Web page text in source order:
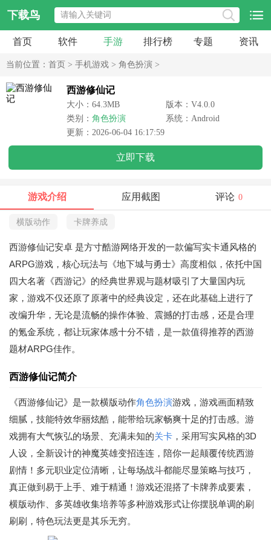
下载鸟
首页 软件 手游 排行榜 专题 资讯
当前位置： 首页 > 手机游戏 > 角色扮演 >
西游修仙记
大小：64.3MB
版本：V4.0.0
类别： 角色扮演
系统：Android
更新：2026-06-04 16:17:59
立即下载
游戏介绍 应用截图 评论 0
横版动作 卡牌养成
西游修仙记安卓 是方寸酷游网络开发的一款偏写实卡通风格的
ARPG游戏，核心玩法与《地下城与勇士》高度相似，依托中国
四大名著《西游记》的经典世界观与题材吸引了大量国内玩
家，游戏不仅还原了原著中的经典设定，还在此基础上进行了
改编升华，无论是流畅的操作体验、震撼的打击感，还是合理
的氪金系统，都让玩家体感十分不错，是一款值得推荐的西游
题材ARPG佳作。
西游修仙记简介
《西游修仙记》是一款横版动作角色扮演游戏，游戏画面精致
细腻，技能特效华丽炫酷，能带给玩家畅爽十足的打击感。游
戏拥有大气恢弘的场景、充满未知的关卡 ，采用写实风格的3D
人设，全新设计的神魔英雄变招连连，陪你一起颠覆传统西游
剧情！多元职业定位清晰，让每场战斗都能尽显策略与技巧，
真正做到易于上手、难于精通！游戏还混搭了卡牌养成要素，
横版动作、多英雄收集培养等多种游戏形式让你摆脱单调的刷
刷刷，特色玩法更是其乐无穷。